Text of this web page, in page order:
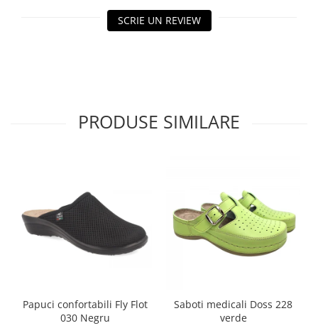
SCRIE UN REVIEW
PRODUSE SIMILARE
Papuci confortabili Fly Flot
030 Negru
Saboti medicali Doss 228
verde